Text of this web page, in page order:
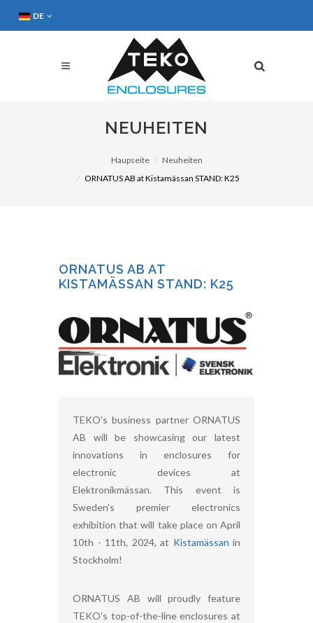
DE
NEUHEITEN
Haupseite
Neuheiten
ORNATUS AB at Kistamässan STAND: K25
ORNATUS AB AT
KISTAMÄSSAN STAND: K25
TEKO's business partner ORNATUS
AB will be showcasing our latest
innovations in enclosures for
electronic devices at
Elektronikmässan. This event is
Sweden's premier electronics
exhibition that will take place on April
10th - 11th, 2024, at Kistamässan in
Stockholm!
ORNATUS AB will proudly feature
TEKO's top-of-the-line enclosures at